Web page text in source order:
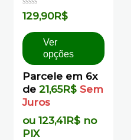
Avaliação
0
5
129,90R$
Ver
opções
Parcele em 6x
de 21,65R$ Sem
Juros
ou 123,41R$ no
PIX